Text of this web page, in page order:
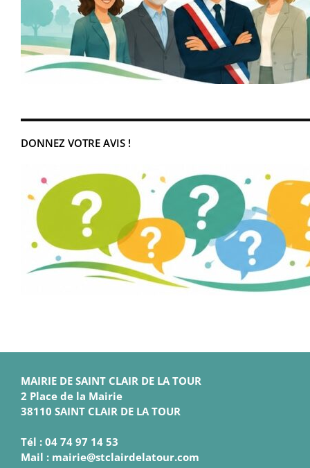
DONNEZ VOTRE AVIS !
MAIRIE DE SAINT CLAIR DE LA TOUR
2 Place de la Mairie
38110 SAINT CLAIR DE LA TOUR
Tél : 04 74 97 14 53
Mail : mairie@stclairdelatour.com